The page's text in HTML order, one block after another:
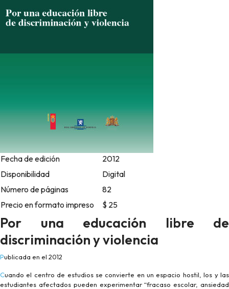
Fecha de edición
2012
Disponibilidad
Digital
Número de páginas
82
Precio en formato impreso
$ 25
Por una educación libre de
discriminación y violencia
Publicada en el 2012
Cuando el centro de estudios se convierte en un espacio hostil, los y las
estudiantes afectados pueden experimentar “fracaso escolar, ansiedad